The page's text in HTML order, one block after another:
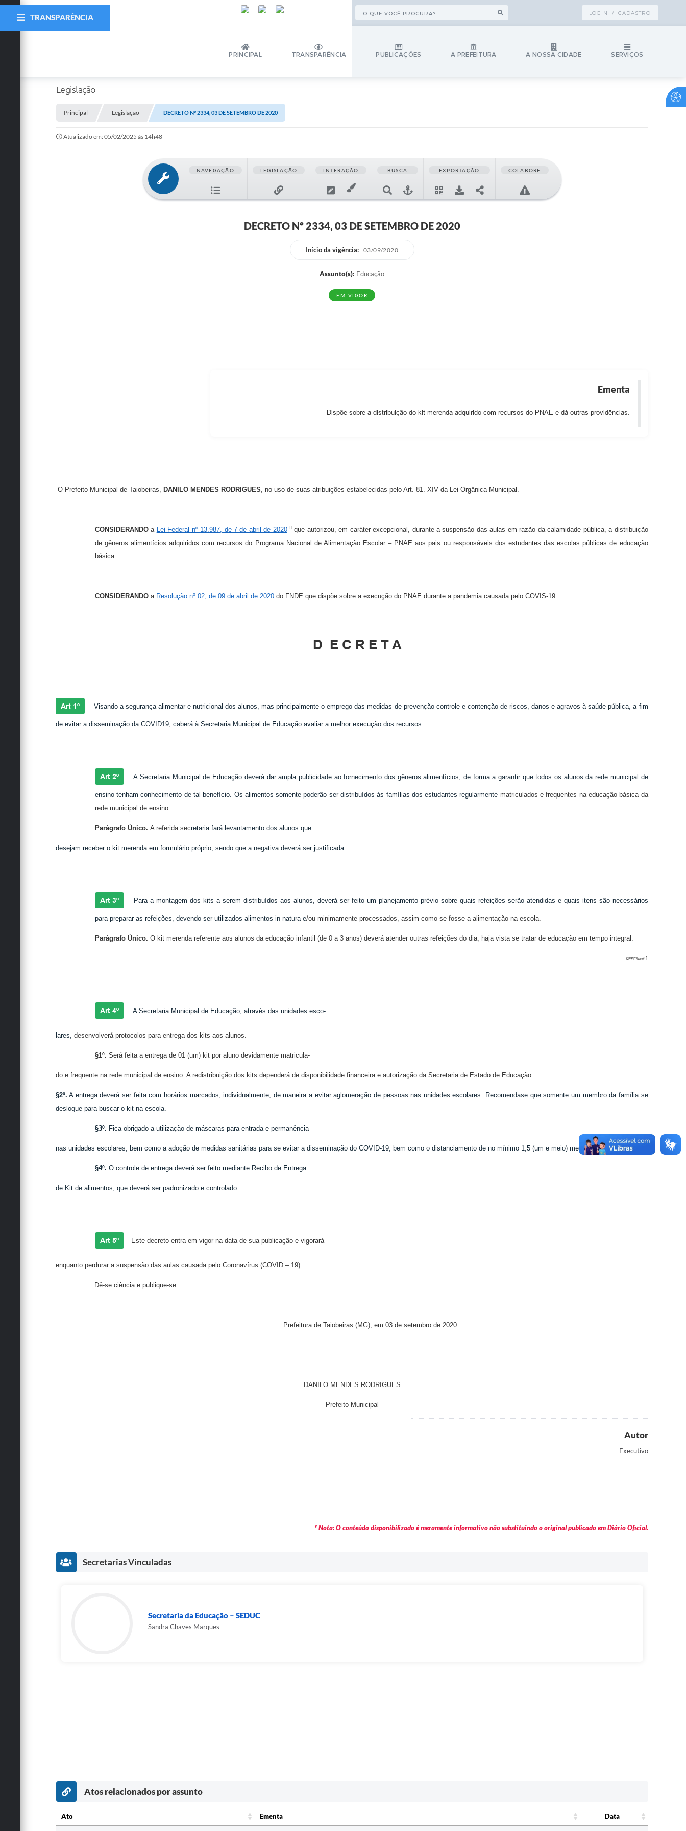
LOGIN / CADASTRO
PRINCIPAL TRANSPARÊNCIA PUBLICAÇÕES A PREFEITURA A NOSSA CIDADE SERVIÇOS
TRANSPARÊNCIA
Legislação
Principal Legislação DECRETO Nº 2334, 03 DE SETEMBRO DE 2020
Atualizado em: 05/02/2025 às 14h48
NAVEGAÇÃO LEGISLAÇÃO INTERAÇÃO BUSCA EXPORTAÇÃO COLABORE
DECRETO Nº 2334, 03 DE SETEMBRO DE 2020
Início da vigência: 03/09/2020
Assunto(s): Educação
EM VIGOR
Ementa
Dispõe sobre a distribuição do kit merenda adquirido com recursos do PNAE e dá outras providências.
O Prefeito Municipal de Taiobeiras, DANILO MENDES RODRIGUES , no uso de suas atribuições estabelecidas pelo Art. 81. XIV da Lei Orgânica Municipal.
CONSIDERANDOa Lei Federal nº 13.987, de 7 de abril de 2020 que autorizou, em caráter excepcional, durante a suspensão das aulas em razão da calamidade pública, a distribuição
de gêneros alimentícios adquiridos com recursos do Programa Nacional de Alimentação Escolar – PNAE aos pais ou responsáveis dos estudantes das escolas públicas de educação
básica.
CONSIDERANDOa Resolução nº 02, de 09 de abril de 2020do FNDE que dispõe sobre a execução do PNAE durante a pandemia causada pelo COVIS-19.
D E C R E T A
Art 1º Visando a segurança alimentar e nutricional dos alunos, mas principalmente o emprego das medidas de prevenção controle e contenção de riscos, danos e agravos à saúde pública, a fim
de evitar a disseminação da COVID19, caberá à Secretaria Municipal de Educação avaliar a melhor execução dos recursos.
Art 2º A Secretaria Municipal de Educação deverá dar ampla publicidade ao fornecimento dos gêneros alimentícios, de forma a garantir que todos os alunos da rede municipal de
ensino tenham conhecimento de tal benefício. Os alimentos somente poderão ser distribuídos às famílias dos estudantes regularmente matriculados e frequentes na educação básica da
rede municipal de ensino.
Parágrafo Único. A referida secretaria fará levantamento dos alunos que
desejam receber o kit merenda em formulário próprio, sendo que a negativa deverá ser justificada.
Art 3º Para a montagem dos kits a serem distribuídos aos alunos, deverá ser feito um planejamento prévio sobre quais refeições serão atendidas e quais itens são necessários
para preparar as refeições, devendo ser utilizados alimentos in natura e/ou minimamente processados, assim como se fosse a alimentação na escola.
Parágrafo Único. O kit merenda referente aos alunos da educação infantil (de 0 a 3 anos) deverá atender outras refeições do dia, haja vista se tratar de educação em tempo integral.
KESF/kesf1
Art 4º A Secretaria Municipal de Educação, através das unidades esco-
lares,desenvolverá protocolos para entrega dos kits aos alunos.
§1º. Será feita a entrega de 01 (um) kit por aluno devidamente matricula-
do e frequente na rede municipal de ensino. A redistribuição dos kits dependerá de disponibilidade financeira e autorização da Secretaria de Estado de Educação.
§2º. A entrega deverá ser feita com horários marcados, individualmente, de maneira a evitar aglomeração de pessoas nas unidades escolares. Recomendase que somente um membro da família se
desloque para buscar o kit na escola.
§3º. Fica obrigado a utilização de máscaras para entrada e permanência
nas unidades escolares, bem como a adoção de medidas sanitárias para se evitar a disseminação do COVID-19, bem como o distanciamento de no mínimo 1,5 (um e meio) metros entre as pessoas.
§4º. O controle de entrega deverá ser feito mediante Recibo de Entrega
de Kit de alimentos, que deverá ser padronizado e controlado.
Art 5º Este decreto entra em vigor na data de sua publicação e vigorará
enquanto perdurar a suspensão das aulas causada pelo Coronavírus (COVID – 19).
Dê-se ciência e publique-se.
Prefeitura de Taiobeiras (MG), em 03 de setembro de 2020.
DANILO MENDES RODRIGUES
Prefeito Municipal
Autor
Executivo
* Nota: O conteúdo disponibilizado é meramente informativo não substituindo o original publicado em Diário Oficial.
Secretarias Vinculadas
Secretaria da Educação – SEDUC
Sandra Chaves Marques
Atos relacionados por assunto
Ato Ementa
Data